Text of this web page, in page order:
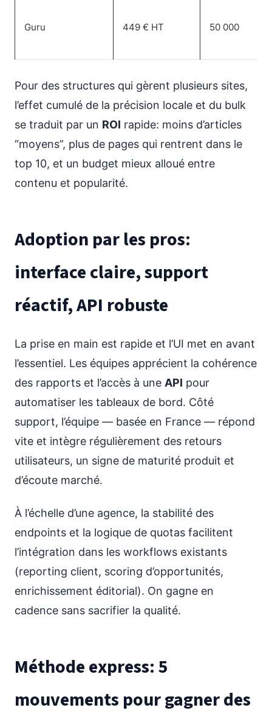
Guru 449 € HT 50 000
Pour des structures qui gèrent plusieurs sites,
l’effet cumulé de la précision locale et du bulk
se traduit par un ROI rapide: moins d’articles
“moyens”, plus de pages qui rentrent dans le
top 10, et un budget mieux alloué entre
contenu et popularité.
Adoption par les pros:
interface claire, support
réactif, API robuste
La prise en main est rapide et l’UI met en avant
l’essentiel. Les équipes apprécient la cohérence
des rapports et l’accès à une API pour
automatiser les tableaux de bord. Côté
support, l’équipe — basée en France — répond
vite et intègre régulièrement des retours
utilisateurs, un signe de maturité produit et
d’écoute marché.
À l’échelle d’une agence, la stabilité des
endpoints et la logique de quotas facilitent
l’intégration dans les workflows existants
(reporting client, scoring d’opportunités,
enrichissement éditorial). On gagne en
cadence sans sacrifier la qualité.
Méthode express: 5
mouvements pour gagner des